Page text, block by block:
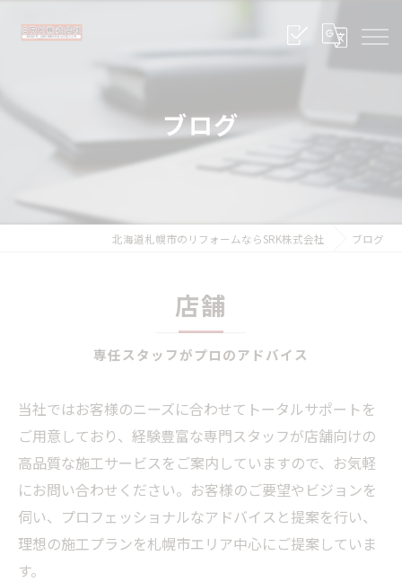
ブログ
北海道札幌市のリフォームならSRK株式会社 ブログ
店舗
専任スタッフがプロのアドバイス
当社ではお客様のニーズに合わせてトータルサポートを
ご用意しており、経験豊富な専門スタッフが店舗向けの
高品質な施工サービスをご案内していますので、お気軽
にお問い合わせください。お客様のご要望やビジョンを
伺い、プロフェッショナルなアドバイスと提案を行い、
理想の施工プランを札幌市エリア中心にご提案していま
す。